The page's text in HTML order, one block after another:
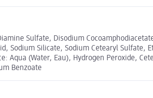
Sulfate, Disodium
Sodium Silicate, Sodium Cetearyl Sulfate,
(Water, Eau), Hydrogen Peroxide,
Benzoate